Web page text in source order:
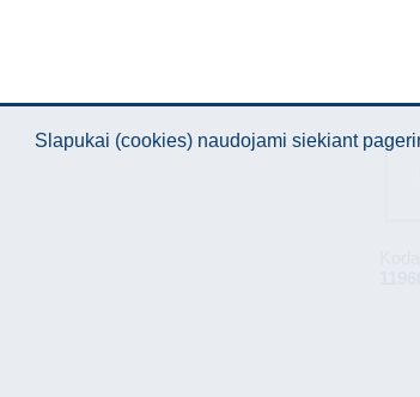
Slapukai (cookies) naudojami siekiant